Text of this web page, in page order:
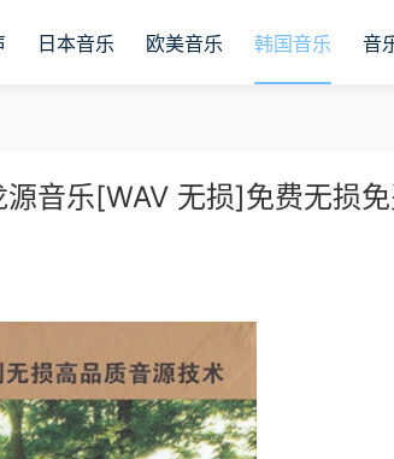
日本音乐 欧美音乐 韩国音乐 音
音乐[WAV 无损]免费无损